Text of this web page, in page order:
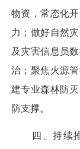
物资，常态化
力；做好自然
及灾害信息员
治；聚焦火源
建专业森林防
防支撑。
四、持续推